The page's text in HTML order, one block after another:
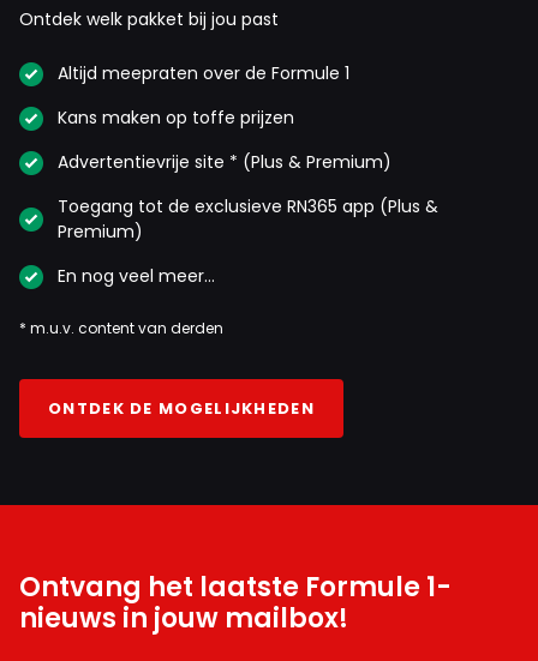
Ontdek welk pakket bij jou past
Altijd meepraten over de Formule 1
Kans maken op toffe prijzen
Advertentievrije site * (Plus & Premium)
Toegang tot de exclusieve RN365 app (Plus &
Premium)
En nog veel meer…
* m.u.v. content van derden
ONTDEK DE MOGELIJKHEDEN
Ontvang het laatste Formule 1-
nieuws in jouw mailbox!